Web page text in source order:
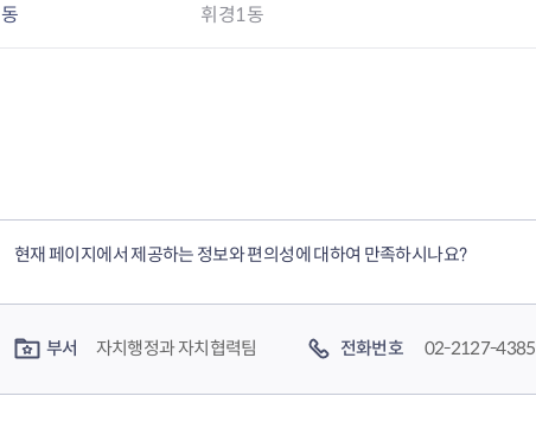
동 휘경1동
현재 페이지에서 제공하는 정보와 편의성에 대하여 만족하시나요?
부서 자치행정과 자치협력팀 전화번호 02-2127-4385